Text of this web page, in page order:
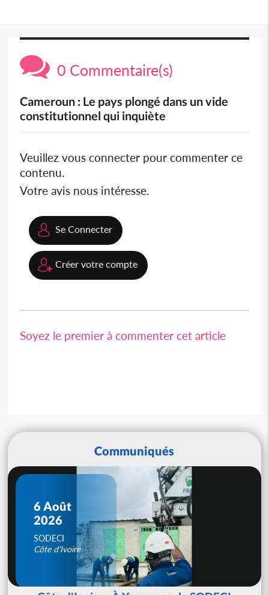
0 Commentaire(s)
Cameroun : Le pays plongé dans un vide
constitutionnel qui inquiète
Veuillez vous connecter pour commenter ce
contenu.
Votre avis nous intéresse.
Se Connecter
Créer votre compte
Soyez le premier à commenter cet article
Communiqués
6 Août
2026
SODECI
Côte d'Ivoire